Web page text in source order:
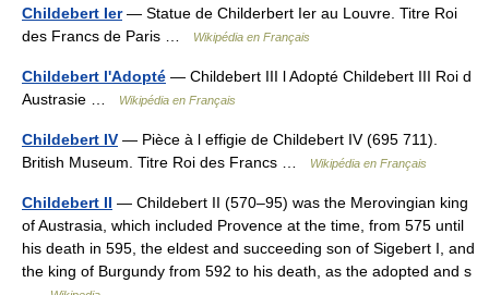
Childebert Ier— Statue de Childerbert Ier au Louvre. Titre Roi
des Francs de Paris …
Wikipédia en Français
Childebert l'Adopté — Childebert III l Adopté Childebert III Roi d
Austrasie …
Wikipédia en Français
Childebert IV — Pièce à l effigie de Childebert IV (695 711).
British Museum. Titre Roi des Francs …
Wikipédia en Français
Childebert II — Childebert II (570–95) was the Merovingian king
of Austrasia, which included Provence at the time, from 575 until
his death in 595, the eldest and succeeding son of Sigebert I, and
the king of Burgundy from 592 to his death, as the adopted and s